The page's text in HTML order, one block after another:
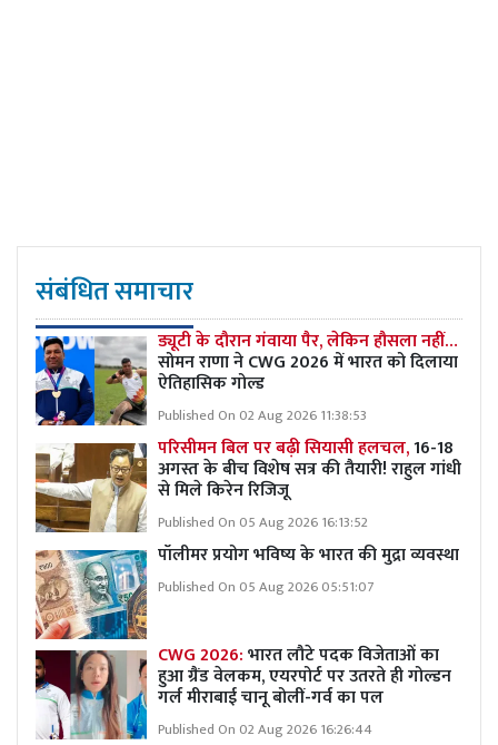
संबंधित समाचार
ड्यूटी के दौरान गंवाया पैर, लेकिन हौसला नहीं…
सोमन राणा ने CWG 2026 में भारत को दिलाया
ऐतिहासिक गोल्ड
Published On 02 Aug 2026 11:38:53
परिसीमन बिल पर बढ़ी सियासी हलचल,16-18
अगस्त के बीच विशेष सत्र की तैयारी! राहुल गांधी
से मिले किरेन रिजिजू
Published On 05 Aug 2026 16:13:52
पॉलीमर प्रयोग भविष्य के भारत की मुद्रा व्यवस्था
Published On 05 Aug 2026 05:51:07
CWG 2026:भारत लौटे पदक विजेताओं का
हुआ ग्रैंड वेलकम, एयरपोर्ट पर उतरते ही गोल्डन
गर्ल मीराबाई चानू बोलीं-गर्व का पल
Published On 02 Aug 2026 16:26:44